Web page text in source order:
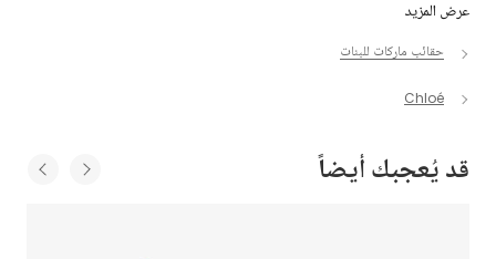
عرض المزيد
حقائب ماركات للبنات
Chloé
قد يُعجبك أيضاً